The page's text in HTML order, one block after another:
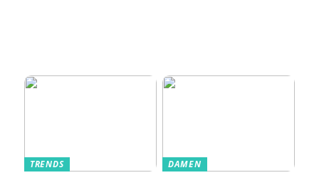
TRENDS DAMEN